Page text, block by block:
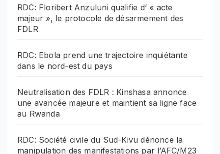
RDC: Floribert Anzuluni qualifie d’ « acte
majeur », le protocole de désarmement des
FDLR
RDC: Ebola prend une trajectoire inquiétante
dans le nord-est du pays
Neutralisation des FDLR : Kinshasa annonce
une avancée majeure et maintient sa ligne face
au Rwanda
RDC: Société civile du Sud-Kivu dénonce la
manipulation des manifestations par l’AFC/M23